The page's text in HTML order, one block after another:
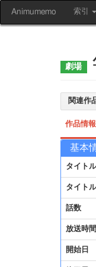
Animumemo 索引
関連作
作品情報
基本
タイトル
タイト
話数
放送時
開始日